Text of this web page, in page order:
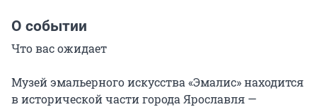
О событии
Что вас ожидает
Музей эмальерного искусства «Эмалис» находится
в исторической части города Ярославля —